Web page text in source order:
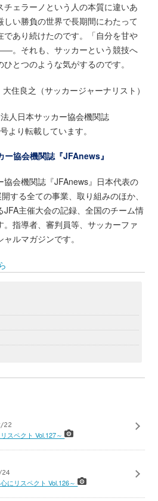
ェラーノという人の本質に違いあ
しい勝負の世界で長期間にわたって
であり続けたのです。「自分を甘や
。それも、サッカーという競技へ
とつのような気がするのです。
住良之（サッカージャーナリスト）
人日本サッカー協会機関誌
より転載しています。
協会機関誌『JFAnews』
会機関誌『JFAnews』日本代表の
する全ての事業、取り組みのほか、
主催大会の記録、全国のチーム情
指導者、審判員等、サッカーファ
ルマガジンです。
22
スペクト Vol.127～
24
にリスペクト Vol.126～